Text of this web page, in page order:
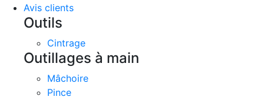
Avis clients
Outils
Cintrage
Outillages à main
Mâchoire
Pince